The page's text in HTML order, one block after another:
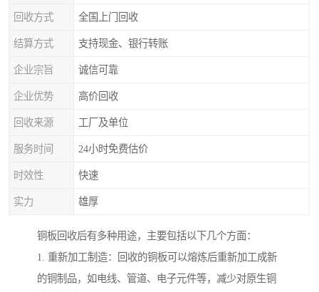
回收方式 全国上门回收
结算方式 支持现金、银行转账
企业宗旨 诚信可靠
企业优势 高价回收
回收来源 工厂及单位
服务时间 24小时免费估价
时效性 快速
实力 雄厚
铜板回收后有多种用途，主要包括以下几个方面：
1. 重新加工制造：回收的铜板可以熔炼后重新加工成新
的铜制品，如电线、管道、电子元件等，减少对原生铜